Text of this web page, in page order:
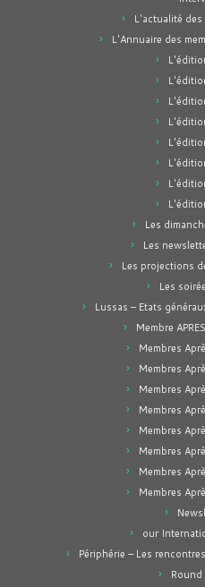
L'actualité des
L'Annuaire des
Les
Les
Les projections
Les
Lussas – Etats
Membre
Membres
Membres
Membres
Membres
Membres
Membres
Membres
Membres
our
Périphérie – Les